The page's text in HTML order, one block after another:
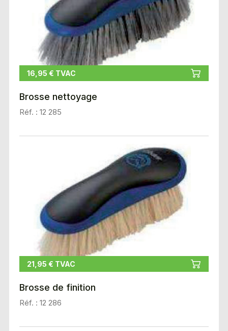
16,95 € TVAC
Brosse nettoyage
Réf. : 12 285
21,95 € TVAC
Brosse de finition
Réf. : 12 286